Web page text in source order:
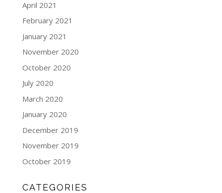
April 2021
February 2021
January 2021
November 2020
October 2020
July 2020
March 2020
January 2020
December 2019
November 2019
October 2019
CATEGORIES